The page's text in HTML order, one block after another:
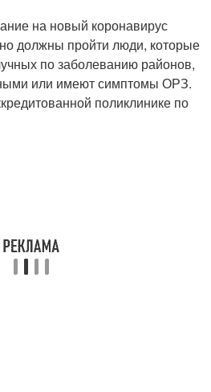
на новый коронавирус
должны пройти люди, которые
по заболеванию районов,
или имеют симптомы ОРЗ.
поликлинике по